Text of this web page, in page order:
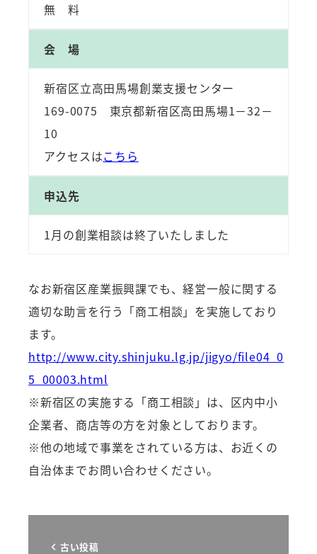
無 料
会 場
新宿区立高田馬場創業支援センター
169-0075 東京都新宿区高田馬場1－32－
10
アクセスはこちら
申込先
1月の創業相談は終了いたしました
なお新宿区産業振興課でも、経営一般に関する
適切な助言を行う「商工相談」を実施しており
ます。
http://www.city.shinjuku.lg.jp/jigyo/file04_0
5_00003.html
※新宿区の実施する「商工相談」は、区内中小
企業者、商店等の方を対象としております。
※他の地域で事業をされている方は、お近くの
自治体までお問い合わせください。
古い投稿